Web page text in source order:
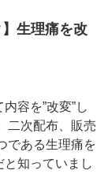
】生理痛を改
容を”改変”し
二次配布、販売
である生理痛を
知っていまし